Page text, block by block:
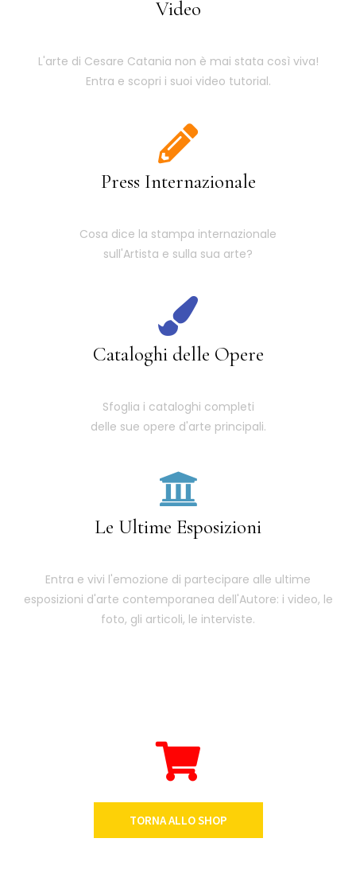
Video
L'arte di Cesare Catania non è mai stata così viva!
Entra e scopri i suoi video tutorial.
Press Internazionale
Cosa dice la stampa internazionale
sull'Artista e sulla sua arte?
Cataloghi delle Opere
Sfoglia i cataloghi completi
delle sue opere d'arte principali.
Le Ultime Esposizioni
Entra e vivi l'emozione di partecipare alle ultime
esposizioni d'arte contemporanea dell'Autore: i video, le
foto, gli articoli, le interviste.
TORNA ALLO SHOP